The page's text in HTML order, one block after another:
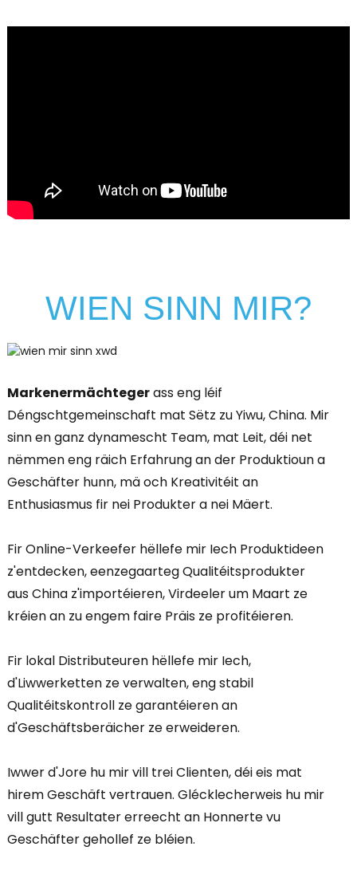
WIEN SINN MIR?
Markenermächtegerass eng léif
Déngschtgemeinschaft mat Sëtz zu Yiwu, China. Mir
sinn en ganz dynamescht Team, mat Leit, déi net
nëmmen eng räich Erfahrung an der Produktioun a
Geschäfter hunn, mä och Kreativitéit an
Enthusiasmus fir nei Produkter a nei Mäert.
Fir Online-Verkeefer hëllefe mir Iech Produktideen
z'entdecken, eenzegaarteg Qualitéitsprodukter
aus China z'importéieren, Virdeeler um Maart ze
kréien an zu engem faire Präis ze profitéieren.
Fir lokal Distributeuren hëllefe mir Iech,
d'Liwwerketten ze verwalten, eng stabil
Qualitéitskontroll ze garantéieren an
d'Geschäftsberäicher ze erweideren.
Iwwer d'Jore hu mir vill trei Clienten, déi eis mat
hirem Geschäft vertrauen. Glécklecherweis hu mir
vill gutt Resultater erreecht an Honnerte vu
Geschäfter gehollef ze bléien.